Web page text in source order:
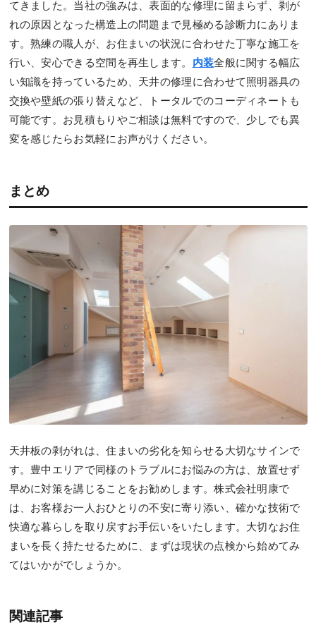
てきました。当社の強みは、表面的な修理に留まらず、剥が
れの原因となった構造上の問題まで見極める診断力にありま
す。熟練の職人が、お住まいの状況に合わせた丁寧な施工を
行い、安心できる空間を再生します。 内装全般に関する幅広
い知識を持っているため、天井の修理に合わせて照明器具の
交換や壁紙の張り替えなど、トータルでのコーディネートも
可能です。お見積もりやご相談は無料ですので、少しでも異
変を感じたらお気軽にお声がけください。
まとめ
天井板の剥がれは、住まいの劣化を知らせる大切なサインで
す。豊中エリアで同様のトラブルにお悩みの方は、放置せず
早めに対策を講じることをお勧めします。株式会社明康で
は、お客様お一人おひとりの不安に寄り添い、確かな技術で
快適な暮らしを取り戻すお手伝いをいたします。大切なお住
まいを長く持たせるために、まずは現状の点検から始めてみ
てはいかがでしょうか。
関連記事